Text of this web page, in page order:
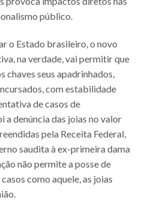
público.
o Estado brasileiro, o novo
na verdade, vai permitir que
seus apadrinhados,
com estabilidade
de casos de
denúncia das joias no valor
pela Receita Federal,
saudita à ex-primeira dama
não permite a posse de
como aquele, as joias